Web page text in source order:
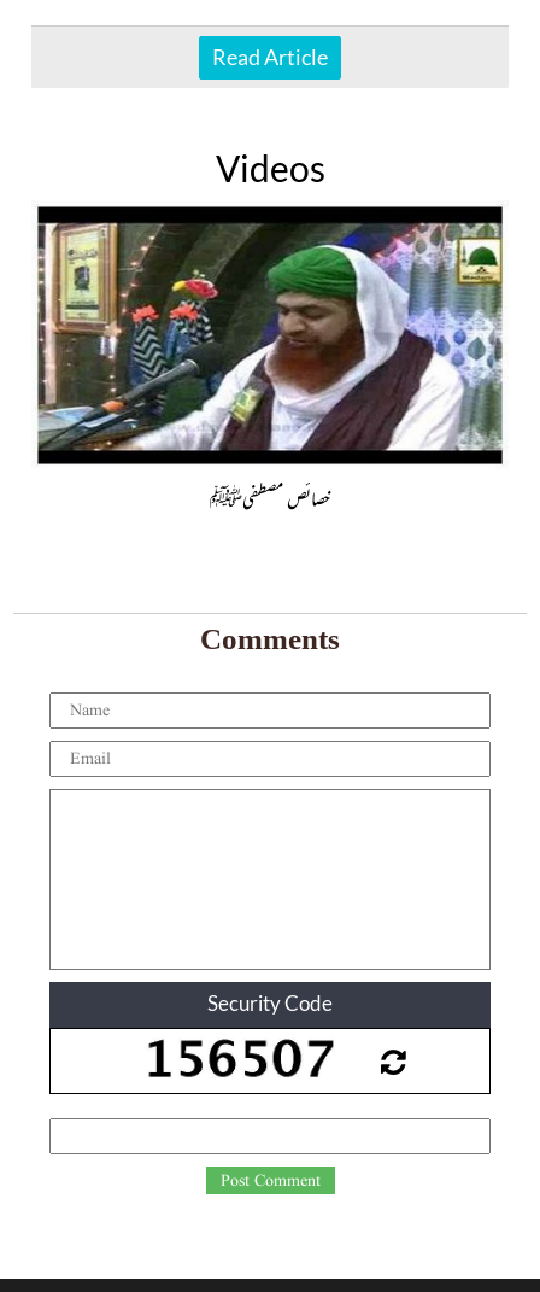
Read Article
Videos
خصائص مصطفیﷺ
Comments
Security Code
Post Comment